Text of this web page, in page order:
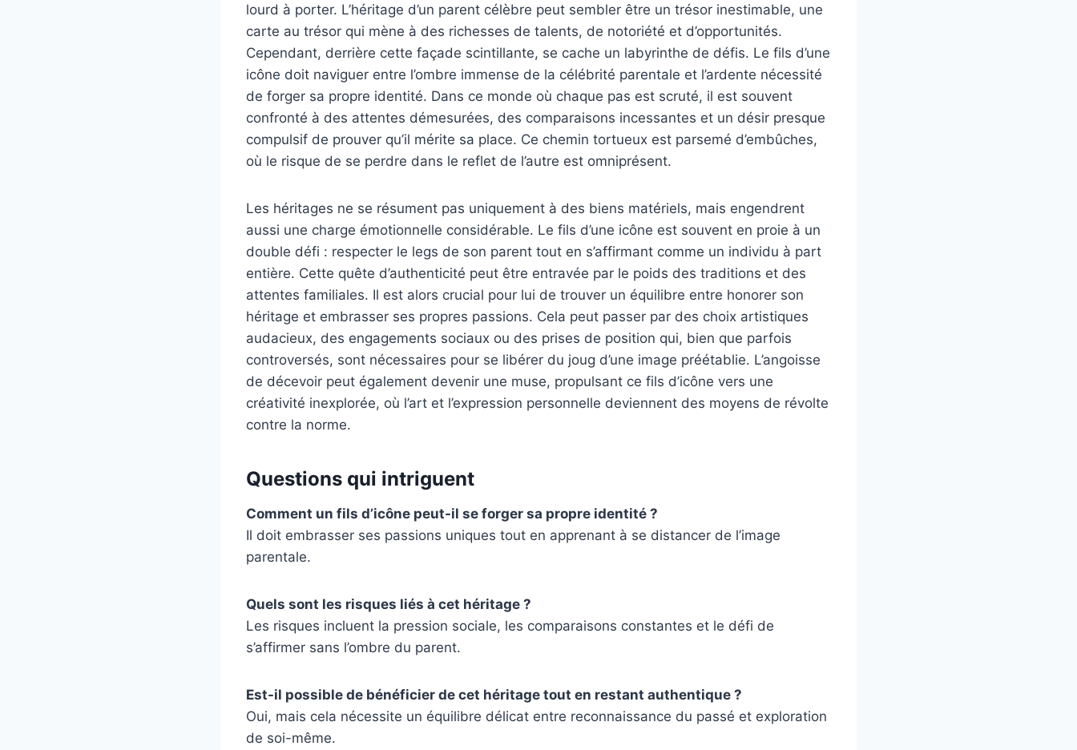
lourd à porter. L’héritage d’un parent célèbre peut sembler être un trésor inestimable, une
carte au trésor qui mène à des richesses de talents, de notoriété et d’opportunités.
Cependant, derrière cette façade scintillante, se cache un labyrinthe de défis. Le fils d’une
icône doit naviguer entre l’ombre immense de la célébrité parentale et l’ardente nécessité
de forger sa propre identité. Dans ce monde où chaque pas est scruté, il est souvent
confronté à des attentes démesurées, des comparaisons incessantes et un désir presque
compulsif de prouver qu’il mérite sa place. Ce chemin tortueux est parsemé d’embûches,
où le risque de se perdre dans le reflet de l’autre est omniprésent.
Les héritages ne se résument pas uniquement à des biens matériels, mais engendrent
aussi une charge émotionnelle considérable. Le fils d’une icône est souvent en proie à un
double défi : respecter le legs de son parent tout en s’affirmant comme un individu à part
entière. Cette quête d’authenticité peut être entravée par le poids des traditions et des
attentes familiales. Il est alors crucial pour lui de trouver un équilibre entre honorer son
héritage et embrasser ses propres passions. Cela peut passer par des choix artistiques
audacieux, des engagements sociaux ou des prises de position qui, bien que parfois
controversés, sont nécessaires pour se libérer du joug d’une image préétablie. L’angoisse
de décevoir peut également devenir une muse, propulsant ce fils d’icône vers une
créativité inexplorée, où l’art et l’expression personnelle deviennent des moyens de révolte
contre la norme.
Questions qui intriguent
Comment un fils d’icône peut-il se forger sa propre identité ?
Il doit embrasser ses passions uniques tout en apprenant à se distancer de l’image
parentale.
Quels sont les risques liés à cet héritage ?
Les risques incluent la pression sociale, les comparaisons constantes et le défi de
s’affirmer sans l’ombre du parent.
Est-il possible de bénéficier de cet héritage tout en restant authentique ?
Oui, mais cela nécessite un équilibre délicat entre reconnaissance du passé et exploration
de soi-même.